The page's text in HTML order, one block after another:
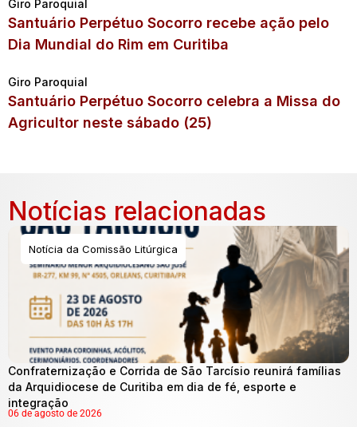
Giro Paroquial
Santuário Perpétuo Socorro recebe ação pelo
Dia Mundial do Rim em Curitiba
Giro Paroquial
Santuário Perpétuo Socorro celebra a Missa do
Agricultor neste sábado (25)
Notícias relacionadas
Notícia da Comissão Litúrgica
Confraternização e Corrida de São Tarcísio reunirá famílias
da Arquidiocese de Curitiba em dia de fé, esporte e
integração
06 de agosto de 2026